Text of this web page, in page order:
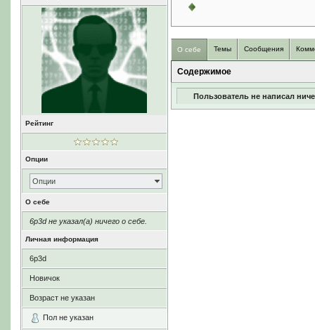
Рейтинг
Опции
Опции
О себе
6p3d не указал(а) ничего о себе.
Личная информация
6p3d
Новичок
Возраст не указан
Пол не указан
О себе Темы Сообщения
Содержимое
Пользователь не написал